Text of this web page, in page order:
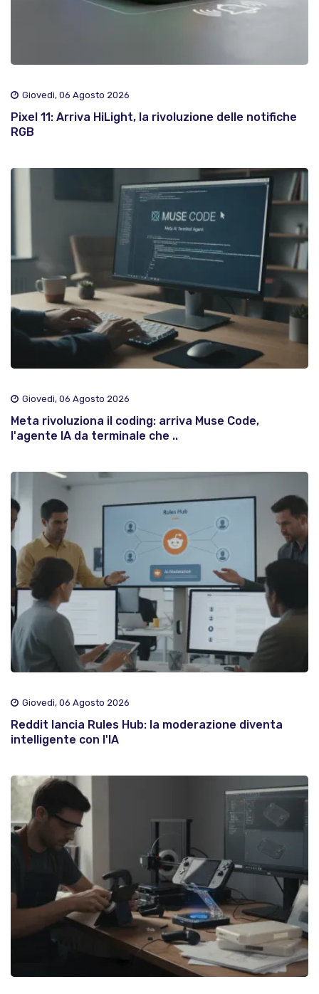
Giovedì, 06 Agosto 2026
Pixel 11: Arriva HiLight, la rivoluzione delle notifiche
RGB
Giovedì, 06 Agosto 2026
Meta rivoluziona il coding: arriva Muse Code,
l'agente IA da terminale che ..
Giovedì, 06 Agosto 2026
Reddit lancia Rules Hub: la moderazione diventa
intelligente con l'IA